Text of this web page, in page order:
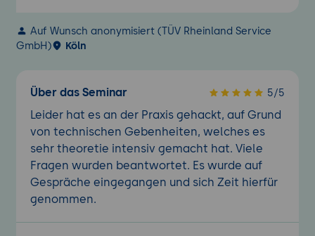
Auf Wunsch anonymisiert (TÜV Rheinland Service
GmbH)
Köln
Über das Seminar 5/5
Leider hat es an der Praxis gehackt, auf Grund
von technischen Gebenheiten, welches es
sehr theoretie intensiv gemacht hat. Viele
Fragen wurden beantwortet. Es wurde auf
Gespräche eingegangen und sich Zeit hierfür
genommen.